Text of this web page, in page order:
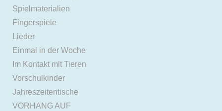
Spielmaterialien
Fingerspiele
Lieder
Einmal in der Woche
Im Kontakt mit Tieren
Vorschulkinder
Jahreszeitentische
VORHANG AUF